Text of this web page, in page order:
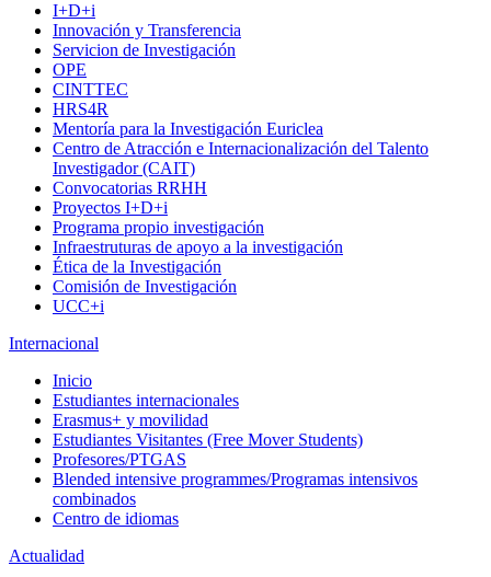
I+D+i
Innovación y Transferencia
Servicion de Investigación
OPE
CINTTEC
HRS4R
Mentoría para la Investigación Euriclea
Centro de Atracción e Internacionalización del Talento
Investigador (CAIT)
Convocatorias RRHH
Proyectos I+D+i
Programa propio investigación
Infraestruturas de apoyo a la investigación
Ética de la Investigación
Comisión de Investigación
UCC+i
Internacional
Inicio
Estudiantes internacionales
Erasmus+ y movilidad
Estudiantes Visitantes (Free Mover Students)
Profesores/PTGAS
Blended intensive programmes/Programas intensivos
combinados
Centro de idiomas
Actualidad